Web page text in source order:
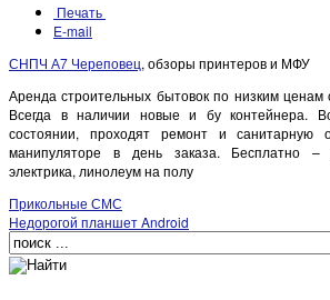
Печать
E-mail
СНПЧ А7 Череповец, обзоры принтеров и МФУ
Аренда строительных бытовок по низким ценам
Всегда в наличии новые и бу контейнера.
состоянии, проходят ремонт и санитарную
манипуляторе в день заказа. Бесплатно –
электрика, линолеум на полу
Прикольные СМС
Недорогой планшет Android